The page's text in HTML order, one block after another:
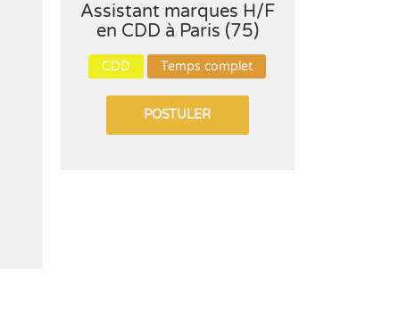
Assistant marques H/F
en CDD à Paris (75)
CDD Temps complet
POSTULER